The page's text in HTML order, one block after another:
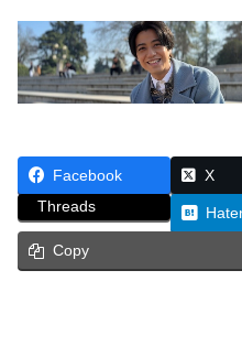
Facebook X
Threads
Copy